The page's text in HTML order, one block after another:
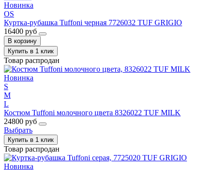
Новинка
OS
Куртка-рубашка Tuffoni черная 7726032 TUF GRIGIO
16400 руб
В корзину
Купить в 1 клик
Товар распродан
Новинка
S
M
L
Костюм Tuffoni молочного цвета 8326022 TUF MILK
24800 руб
Выбрать
Купить в 1 клик
Товар распродан
Новинка